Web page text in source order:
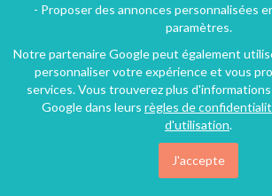
- Proposer des annonces personnalisées
paramètres.
Notre partenaire Google peut également
personnaliser votre expérience et vous
services. Vous trouverez plus
Google dans leurs règles de
d'utilisation.
J'accepte
Conditions générales d'utilisation-Politique
Copyright © 2009 ‐ 2026 Vivaweek ‐ Tous
Dernière mise à jour du site : 09